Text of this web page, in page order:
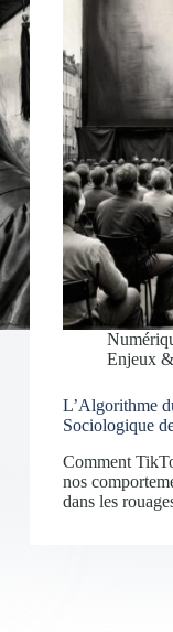
Enjeux
L’Algorithme
Sociologique
Comment
nos
dans les